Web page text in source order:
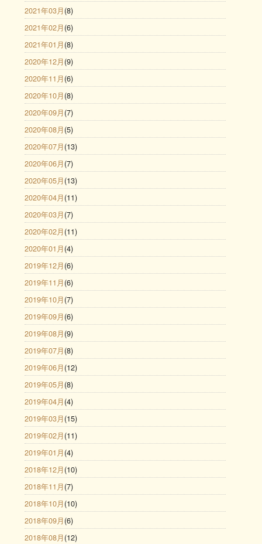
2021年03月 (8)
2021年02月 (6)
2021年01月 (8)
2020年12月 (9)
2020年11月 (6)
2020年10月 (8)
2020年09月 (7)
2020年08月 (5)
2020年07月 (13)
2020年06月 (7)
2020年05月 (13)
2020年04月 (11)
2020年03月 (7)
2020年02月 (11)
2020年01月 (4)
2019年12月 (6)
2019年11月 (6)
2019年10月 (7)
2019年09月 (6)
2019年08月 (9)
2019年07月 (8)
2019年06月 (12)
2019年05月 (8)
2019年04月 (4)
2019年03月 (15)
2019年02月 (11)
2019年01月 (4)
2018年12月 (10)
2018年11月 (7)
2018年10月 (10)
2018年09月 (6)
2018年08月 (12)